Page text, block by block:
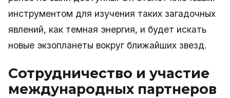
инструментом для изучения таких загадочных
явлений, как темная энергия, и будет искать
новые экзопланеты вокруг ближайших звезд.
Сотрудничество и участие
международных партнеров